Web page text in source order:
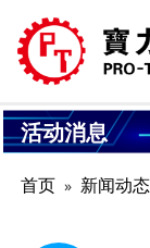
活动消息
首页 新闻动态